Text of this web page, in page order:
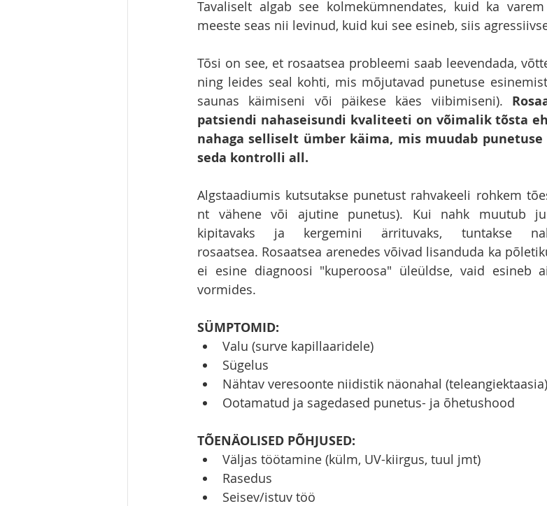
Tavaliselt algab see kolmekümnendates, kuid ka
meeste seas nii levinud, kuid kui see esineb, siis
Tõsi on see, et rosaatsea probleemi saab leevendada,
ning leides seal kohti, mis mõjutavad punetuse
saunas käimiseni või päikese käes viibimiseni).
patsiendi nahaseisundi kvaliteeti on võimalik tõsta
nahaga selliselt ümber käima, mis muudab punetuse
seda kontrolli all.
Algstaadiumis kutsutakse punetust rahvakeeli rohkem
nt vähene või ajutine punetus). Kui nahk muutub
kipitavaks ja kergemini ärrituvaks, tuntakse
rosaatsea. Rosaatsea arenedes võivad lisanduda ka
ei esine diagnoosi "kuperoosa" üleüldse, vaid esineb
vormides.
SÜMPTOMID:
Valu (surve kapillaaridele)
Sügelus
Nähtav veresoonte niidistik näonahal (teleangiektaasia)
Ootamatud ja sagedased punetus- ja õhetushood
TÕENÄOLISED PÕHJUSED:
Väljas töötamine (külm, UV-kiirgus, tuul jmt)
Rasedus
Seisev/istuv töö